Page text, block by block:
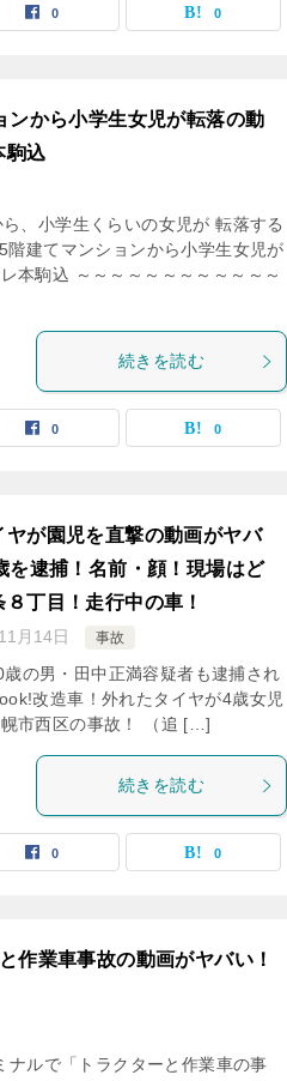
0 0
から小学生女児が転落の動
駒込
、小学生くらいの女児が 転落する
建てマンションから小学生女児が
本駒込 ～～～～～～～～～～～～
続きを読む
0 0
が園児を直撃の動画がヤバ
を逮捕！名前・顔！現場はど
丁目！走行中の車！
月14日 事故
の男・田中正満容疑者も逮捕され
改造車！外れたタイヤが4歳女児
市西区の事故！ （追 […]
続きを読む
0 0
作業車事故の動画がヤバい！
ルで「トラクターと作業車の事